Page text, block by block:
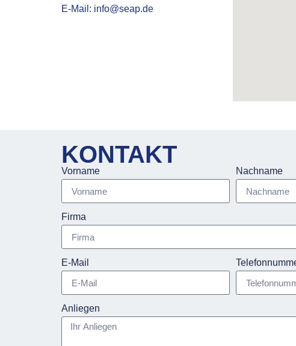
E-Mail: info@seap.de
KONTAKT
Vorname Nachname
Firma
E-Mail
Anliegen